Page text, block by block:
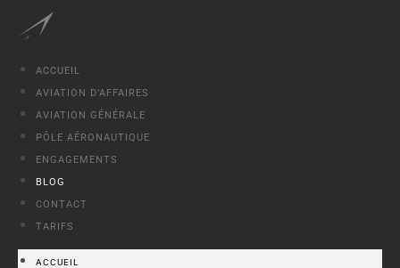
ACCUEIL
AVIATION D’AFFAIRES
AVIATION GÉNÉRALE
PÔLE AÉRONAUTIQUE
ENGAGEMENTS
BLOG
CONTACT
TARIFS
ACCUEIL